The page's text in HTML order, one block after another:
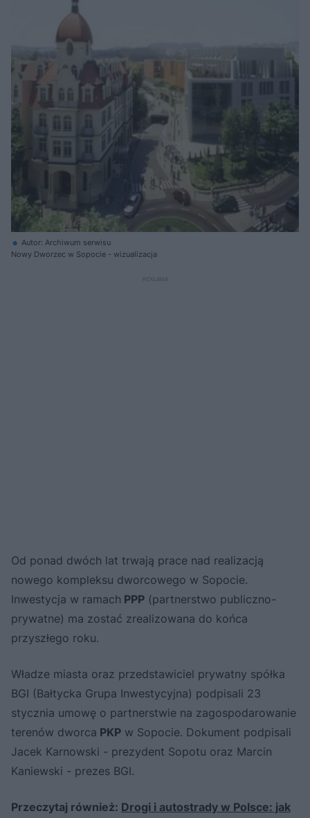
Autor: Archiwum serwisu
Nowy Dworzec w Sopocie - wizualizacja
Od ponad dwóch lat trwają prace nad realizacją
nowego kompleksu dworcowego w Sopocie.
Inwestycja w ramach PPP (partnerstwo publiczno-
prywatne) ma zostać zrealizowana do końca
przyszłego roku.
Władze miasta oraz przedstawiciel prywatny spółka
BGI (Bałtycka Grupa Inwestycyjna) podpisali 23
stycznia umowę o partnerstwie na zagospodarowanie
terenów dworca PKP w Sopocie. Dokument podpisali
Jacek Karnowski - prezydent Sopotu oraz Marcin
Kaniewski - prezes BGI.
Przeczytaj również: Drogi i autostrady w Polsce: jak